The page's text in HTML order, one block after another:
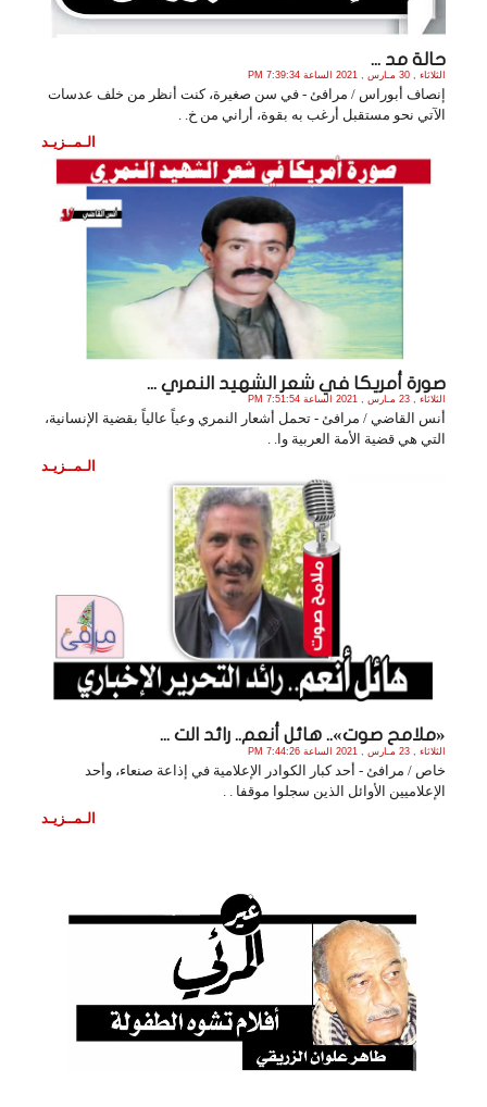
حالة مد ...
الثلاثاء , 30 مـارس , 2021 الساعة 7:39:34 PM
إنصاف أبوراس / مرافئ - في سن صغيرة، كنت أنظر من خلف عدسات
الآتي نحو مستقبل أرغب به بقوة، أراني من خ. .
الـمــزيـد
صورة أمريكا في شعر الشهيد النمري ...
الثلاثاء , 23 مـارس , 2021 الساعة 7:51:54 PM
أنس القاضي / مرافئ - تحمل أشعار النمري وعياً عالياً بقضية الإنسانية،
التي هي قضية الأمة العربية وا. .
الـمــزيـد
«ملامح صوت».. هائل أنعم.. رائد الت ...
الثلاثاء , 23 مـارس , 2021 الساعة 7:44:26 PM
خاص / مرافئ - أحد كبار الكوادر الإعلامية في إذاعة صنعاء، وأحد
الإعلاميين الأوائل الذين سجلوا موقفا . .
الـمــزيـد